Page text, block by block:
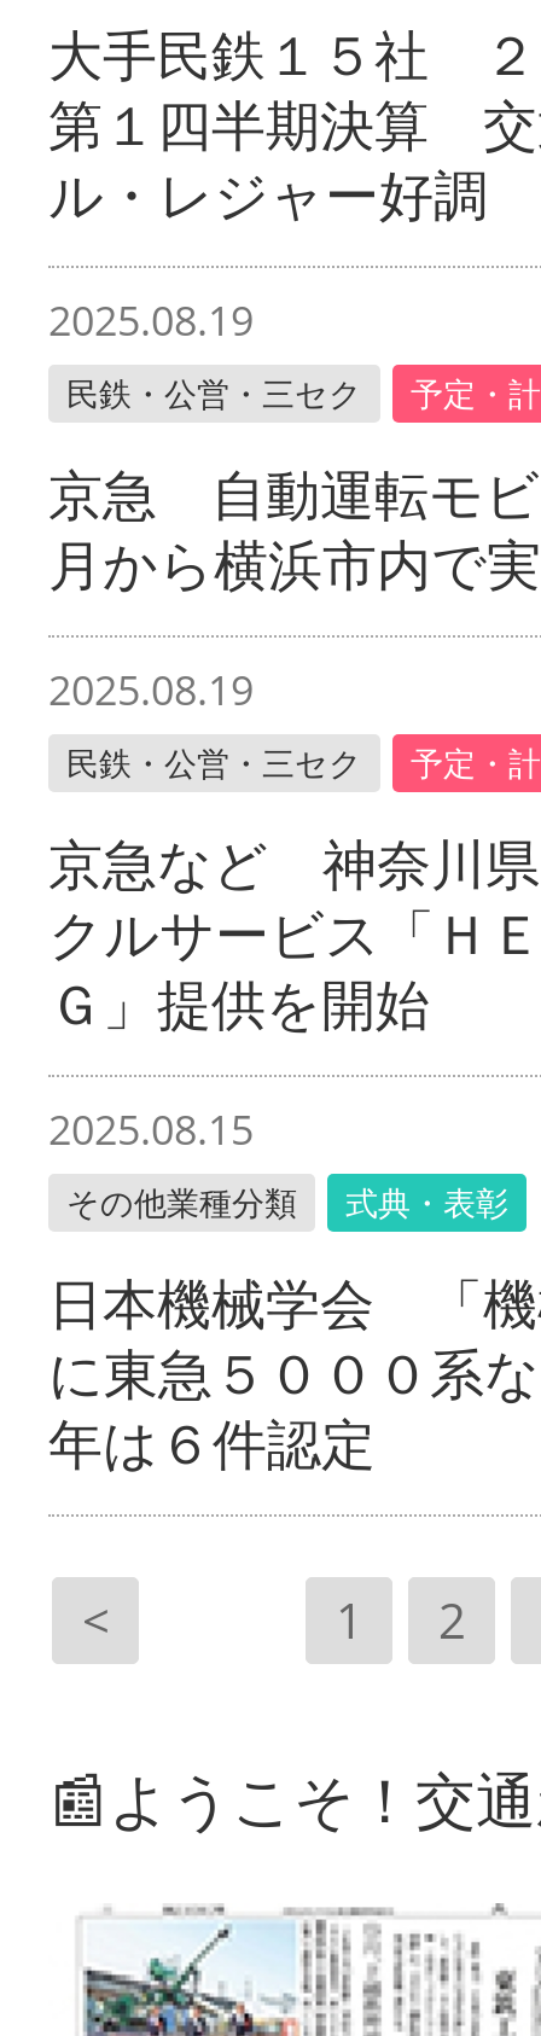
大手民鉄１５社
第１四半期決算
ル・レジャー好調
2025.08.19
民鉄・公営・三セク 予定・
京急 自動運転モ
月から横浜市内で
2025.08.19
民鉄・公営・三セク 予定・
京急など 神奈川
クルサービス「Ｈ
Ｇ」提供を開始
2025.08.15
その他業種分類 式典・表彰
日本機械学会 「
に東急５０００系
年は６件認定
< 1 2
📰ようこそ！交